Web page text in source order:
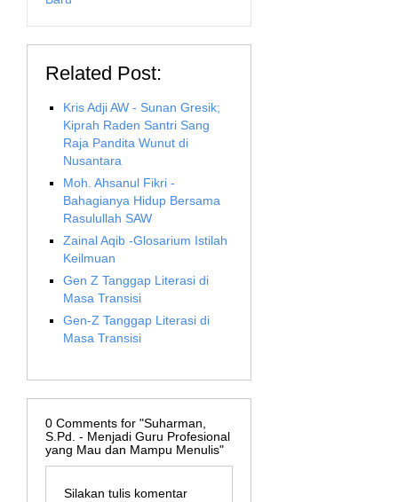
Related Post:
Kris Adji AW - Sunan Gresik;
Kiprah Raden Santri Sang
Raja Pandita Wunut di
Nusantara
Moh. Ahsanul Fikri -
Bahagianya Hidup Bersama
Rasulullah SAW
Zainal Aqib -Glosarium Istilah
Keilmuan
Gen Z Tanggap Literasi di
Masa Transisi
Gen-Z Tanggap Literasi di
Masa Transisi
0 Comments for "Suharman,
S.Pd. - Menjadi Guru Profesional
yang Mau dan Mampu Menulis"
Silakan tulis komentar